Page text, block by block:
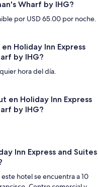
Wharf by IHG?
por USD 65.00 por noche.
Holiday Inn Express
by IHG?
hora del día.
en Holiday Inn Express
by IHG?
Inn Express and Suites
hotel se encuentra a 10